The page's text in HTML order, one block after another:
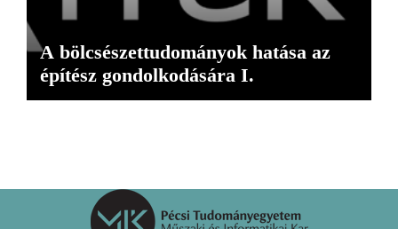
A bölcsészettudományok hatása az
építész gondolkodására I.